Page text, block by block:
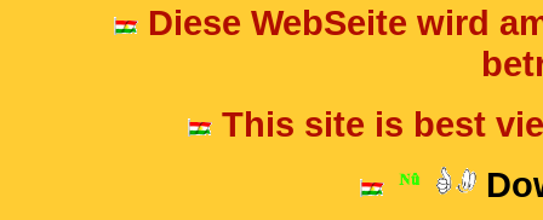
Diese WebSeite wird
This site is best